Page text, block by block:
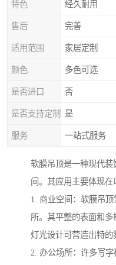
特色 经久耐用
售后 完善
适用范围 家居定制
颜色 多色可选
是否进口 否
是否支持定制 是
服务 一站式服务
软膜吊顶是一种现代
间。其应用主要体现在
1. 商业空间：软膜吊
所。其平整的表面和
灯光设计可营造出特的
2. 办公场所：许多写